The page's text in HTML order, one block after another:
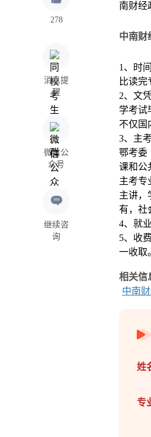
278
消息提
醒
微信公
众号
继续咨
询
南财经
中南财
1、时
比读完
2、文
学考试
不仅国
3、主
鄂考委
课和公
主考专
主讲，
有，社
4、就
5、收
一收取
相关信
中南
姓
专